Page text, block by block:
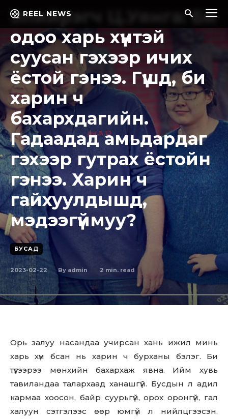
REEL NEWS
Элийрэгч Ц.Уянга: Би
одоо харь хүнтэй
суусан гэхээр ичих
ёстой гэнээ. Гүүшд, би
харин ч
бахархдагийн.
Гадаадад амьдардаг
гэхээр гутрах ёстойн
гэнээ. Харин ч
гайхуулдышд,
мэдээгүймуу?
БУСАД
2023-02-22 By admin 2 min. read
Орь залуу насандаа учирсан хань ижил минь
харь хүн бсан нь харин ч бурханы бэлэг. Би
түүгээрээ мөнхийн бахархаж явна. Ийм хувь
тавиландаа талархаад ханашгүй. Бусдын л адил
кармаа хоосон, байр суурьгүй, орох оронгүй, гал
халуун сэтгэлээс өөр юмгүй л нийлцгээсэн.